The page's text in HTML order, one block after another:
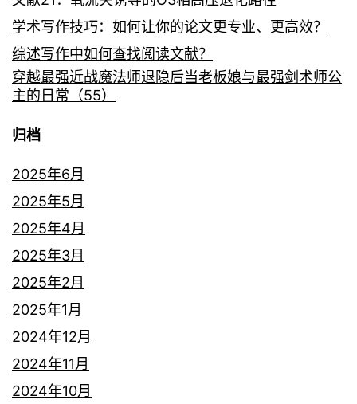
学术写作技巧：如何让你的论文更专业、更高效？
综述写作中如何查找阅读文献？
穿越最强近战魔法师退隐后当老板娘与最强剑术师公
主的日常（55）
归档
2025年6月
2025年5月
2025年4月
2025年3月
2025年2月
2025年1月
2024年12月
2024年11月
2024年10月